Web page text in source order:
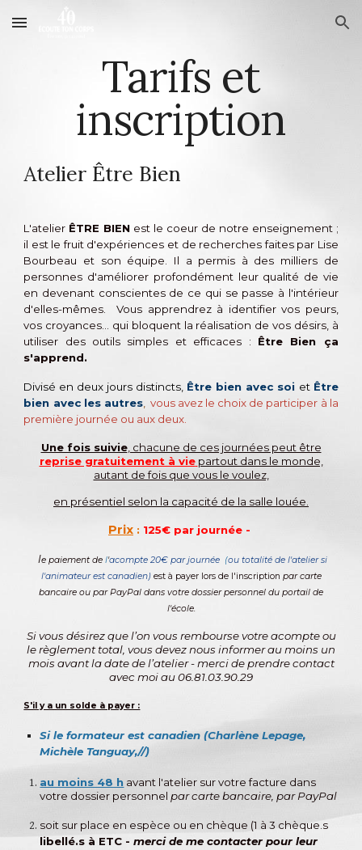
Skip to main content Skip to navigation
Tarifs et
inscription
Atelier Être Bien
L'atelier ÊTRE BIEN est le coeur de notre enseignement ;
il est lefruit d'expériences et de recherches faites par Lise
Bourbeau et son équipe . Il a permis à des milliers de
personnes d'améliorer profondément leur qualité de vie
en devenant conscientes de ce qui se passe à l'intérieur
d'elles-mêmes. Vous apprendrez à identifier vos peurs,
vos croyances... qui bloquent la réalisation de vos désirs, à
utiliser des outils simples et efficaces : Être Bien ça
s'apprend.
Divisé en deux jours distincts, Être bien avec soi et Être
bien avec les autres, vous avez le choix de participer à la
première journée ou aux deux.
Une fois suivie, chacune de ces journées peut être
reprise gratuitement à vie partout dans le monde,
autant de fois que vous le voulez,
en présentiel selon la capacité de la salle louée.
Prix : 125€ par journée -
le paiement de l'acompte 20€ par journée (ou totalité de l'atelier si
l'animateur est canadien) est à payer lors de l'inscription par carte
bancaire ou par PayPal dans votre dossier personnel du portail de
l'école.
Si vous désirez que l’on vous rembourse votre acompte ou
le règlement total , vous devez nous informer au moins un
mois avant la date de l’atelier - merci de prendre contact
avec moi au 06.81.03.90.29
S'il y a un solde à payer :
Si le formateur est canadien (Charlène Lepage,
Michèle Tanguay,//)
au moins 48 h avant l'atelier sur votre facture dans
votre dossier personnel par carte bancaire, par PayPal
soit sur place en espèce ou en chèque (1 à 3 chèque.s
libellé.s à ETC -merci de me contacter pour leur